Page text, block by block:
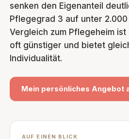
senken den Eigenanteil
Pflegegrad 3 auf unter 2.000
Vergleich zum Pflegeheim
oft günstiger und bietet
Individualität.
Mein persönliches Angebot
AUF EINEN BLICK